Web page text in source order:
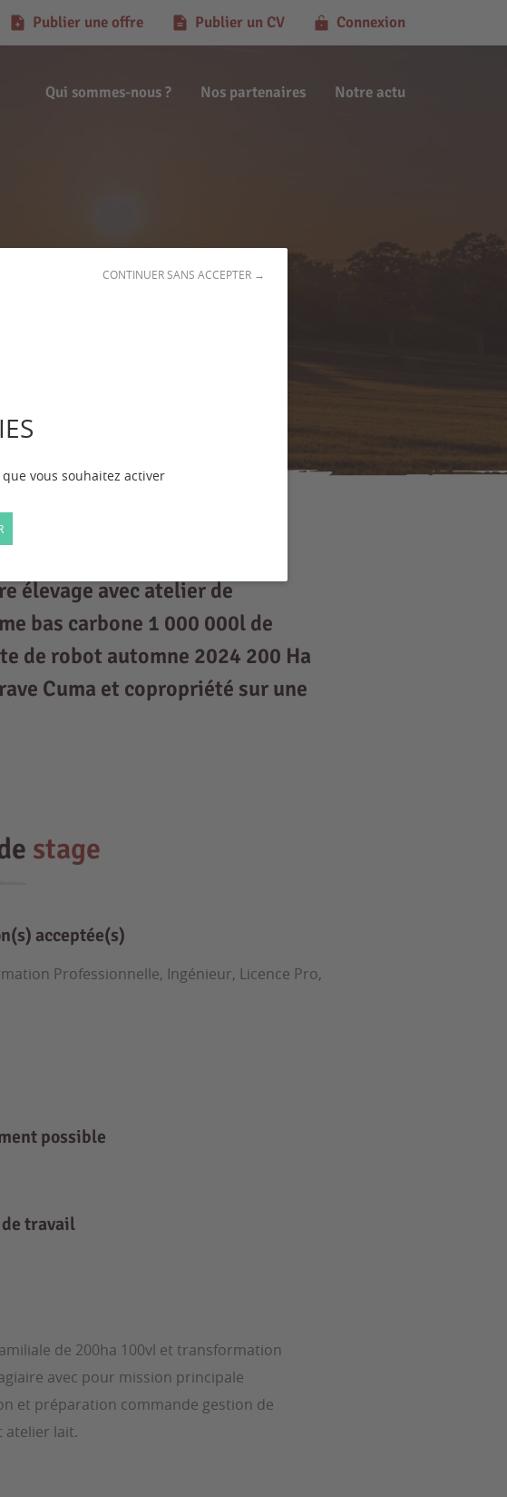
vous souhaitez activer
CONTINUER SANS ACCEPTER →
Qui sommes-nous ? Nos partenaires Notre actu
Publier une offre Publier un CV Connexion
(02380)
élevage avec atelier de
bas carbone 1 000 000l de
de robot automne 2024 200 Ha
Cuma et copropriété sur une
stage
acceptée(s)
Professionnelle, Ingénieur, Licence Pro,
possible
travail
de 200ha 100vl et transformation
avec pour mission principale
et préparation commande gestion de
atelier lait.